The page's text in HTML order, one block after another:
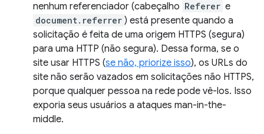
nenhum referenciador (cabeçalho Referer e
document.referrer ) está presente quando a
solicitação é feita de uma origem HTTPS (segura)
para uma HTTP (não segura). Dessa forma, se o
site usar HTTPS (se não, priorize isso), os URLs do
site não serão vazados em solicitações não HTTPS,
porque qualquer pessoa na rede pode vê-los. Isso
exporia seus usuários a ataques man-in-the-
middle.